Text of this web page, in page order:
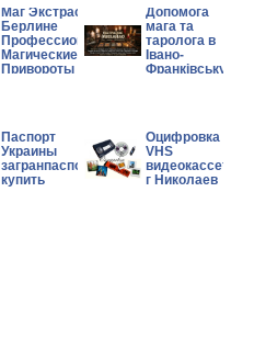
Маг Экстрасенс в
Берлине
Профессиональные
Магические Услуги
Привороты Гадание
Допомога
мага та
таролога в
Івано-
Франківську.
Паспорт
Украины
загранпаспорт
купить
Оцифровка
VHS
видеокассет
г Николаев